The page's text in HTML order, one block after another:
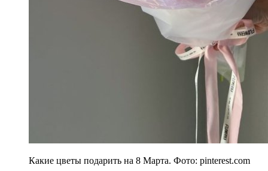
Какие цветы подарить на 8 Марта. Фото: pinterest.com